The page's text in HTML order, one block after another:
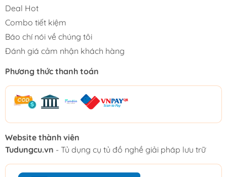
Deal Hot
Combo tiết kiệm
Báo chí nói về chúng tôi
Đánh giá cảm nhận khách hàng
Phương thức thanh toán
Website thành viên
Tudungcu.vn - Tủ dụng cụ tủ đồ nghề giải pháp lưu trữ